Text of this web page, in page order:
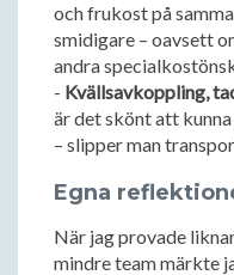
och frukost på
smidigare – oavsett
andra
- Kvällsavkoppling,
är det skönt att
– slipper man
Egna
När jag provade
mindre team märkte